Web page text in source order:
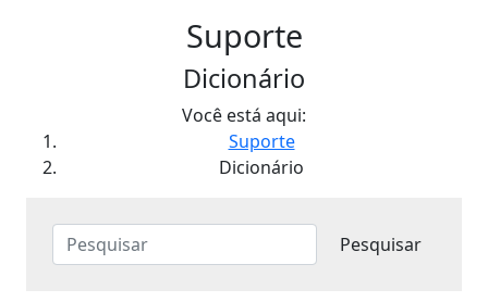
Suporte
Dicionário
Você está aqui:
Suporte
Dicionário